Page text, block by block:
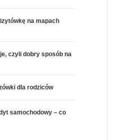
na mapach
czyli dobry sposób na
dla rodziców
samochodowy – co